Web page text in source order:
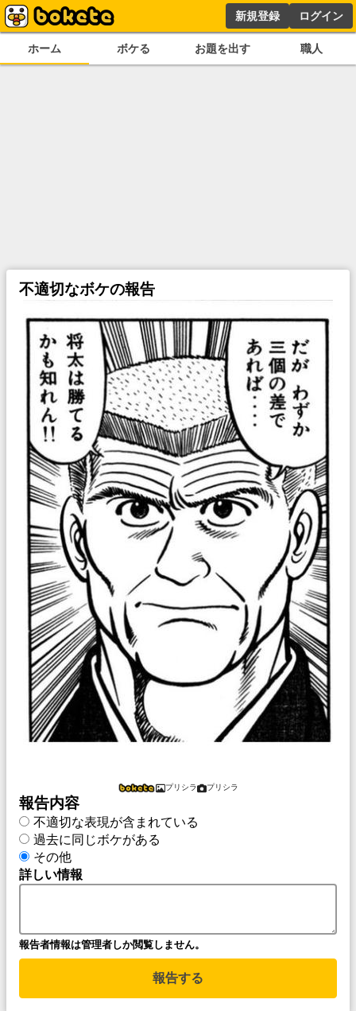
新規登録 ログイン
ホーム ボケる お題を出す 職人
不適切なボケの報告
プリシラ プリシラ
報告内容
不適切な表現が含まれている
過去に同じボケがある
その他
詳しい情報
報告者情報は管理者しか閲覧しません。
報告する